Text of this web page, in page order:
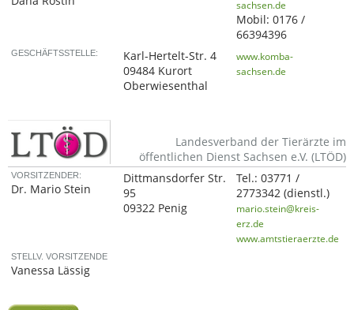
sachsen.de
Mobil:0176 /
66394396
GESCHÄFTSSTELLE:
Karl-Hertelt-Str. 4
09484 Kurort
Oberwiesenthal
www.komba-
sachsen.de
Landesverband der Tierärzte im
öffentlichen Dienst Sachsen e.V. (LTÖD)
VORSITZENDER:
Dr. Mario Stein
Dittmansdorfer Str.
95
09322 Penig
Tel.:03771 /
2773342(dienstl.)
mario.stein@kreis-
erz.de
www.amtstieraerzte.de
STELLV. VORSITZENDE
Vanessa Lässig